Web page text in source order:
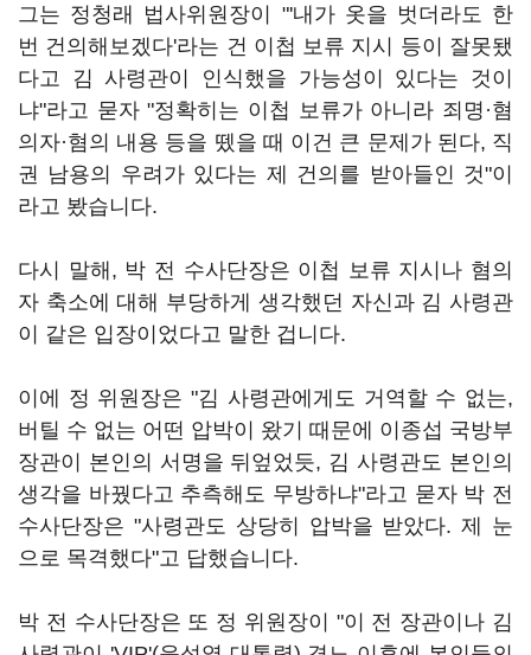
그는 정청래 법사위원장이 "'내가 옷을 벗더라도 한
번 건의해보겠다'라는 건 이첩 보류 지시 등이 잘못됐
다고 김 사령관이 인식했을 가능성이 있다는 것이
냐"라고 묻자 "정확히는 이첩 보류가 아니라 죄명·혐
의자·혐의 내용 등을 뗐을 때 이건 큰 문제가 된다, 직
권 남용의 우려가 있다는 제 건의를 받아들인 것"이
라고 봤습니다.
다시 말해, 박 전 수사단장은 이첩 보류 지시나 혐의
자 축소에 대해 부당하게 생각했던 자신과 김 사령관
이 같은 입장이었다고 말한 겁니다.
이에 정 위원장은 "김 사령관에게도 거역할 수 없는,
버틸 수 없는 어떤 압박이 왔기 때문에 이종섭 국방부
장관이 본인의 서명을 뒤엎었듯, 김 사령관도 본인의
생각을 바꿨다고 추측해도 무방하냐"라고 묻자 박 전
수사단장은 "사령관도 상당히 압박을 받았다. 제 눈
으로 목격했다"고 답했습니다.
박 전 수사단장은 또 정 위원장이 "이 전 장관이나 김